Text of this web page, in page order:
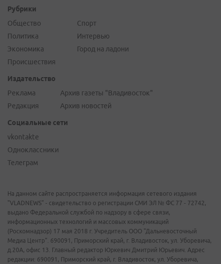
Рубрики
Общество
Политика
Экономика
Происшествия
Спорт
Интервью
Город на ладони
Издательство
Реклама
Редакция
Архив газеты "Владивосток"
Архив новостей
Социальные сети
vkontakte
Одноклассники
Телеграм
На данном сайте распространяется информация сетевого издания
"VLADNEWS" - свидетельство о регистрации СМИ ЭЛ № ФС 77 - 72742,
выдано Федеральной службой по надзору в сфере связи,
информационных технологий и массовых коммуникаций
(Роскомнадзор) 17 мая 2018 г. Учредитель ООО "Дальневосточный
Медиа Центр". 690091, Приморский край, г. Владивосток, ул. Уборевича,
д.20А, офис 13. Главный редактор Юркевич Дмитрий Юрьевич. Адрес
редакции: 690091, Приморский край, г. Владивосток, ул. Уборевича,